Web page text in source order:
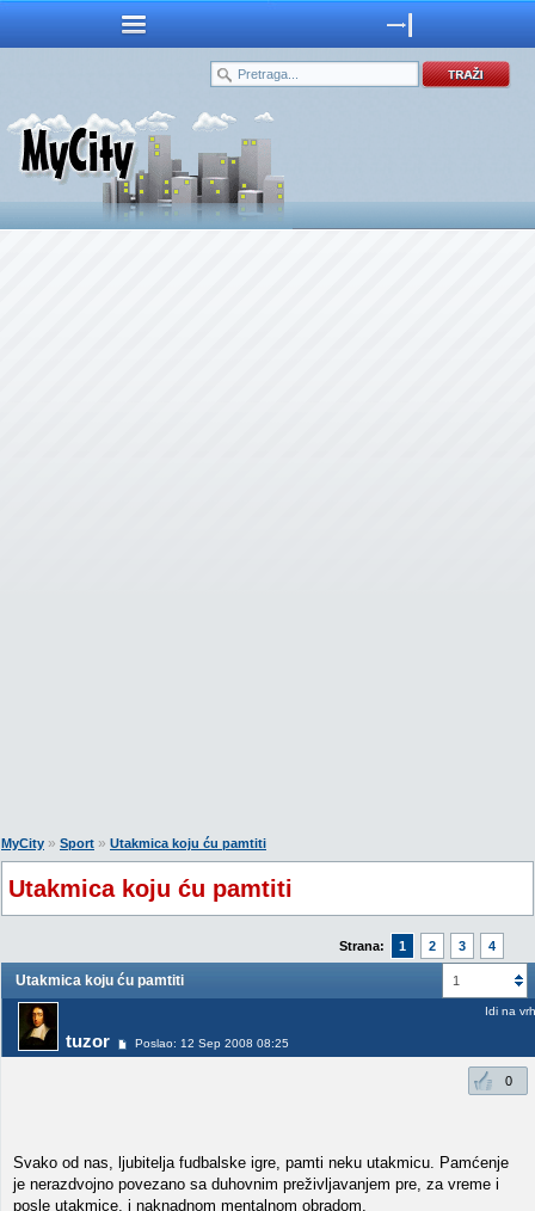
MyCity » Sport » Utakmica koju ću pamtiti
Utakmica koju ću pamtiti
Strana: 1 2 3 4
1
Utakmica koju ću pamtiti
tuzor Poslao: 12 Sep 2008 08:25
Idi na vrh
0
Svako od nas, ljubitelja fudbalske igre, pamti neku utakmicu. Pamćenje
je nerazdvojno povezano sa duhovnim preživljavanjem pre, za vreme i
posle utakmice, i naknadnom mentalnom obradom.